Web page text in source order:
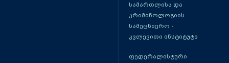
სამართლისა და
კრიმინოლოგიის
სამეცნიერო -
კვლევითი ინსტიტუტი
ფედერალისტური